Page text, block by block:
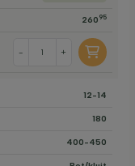
260 95
- +
12-14
180
400-450